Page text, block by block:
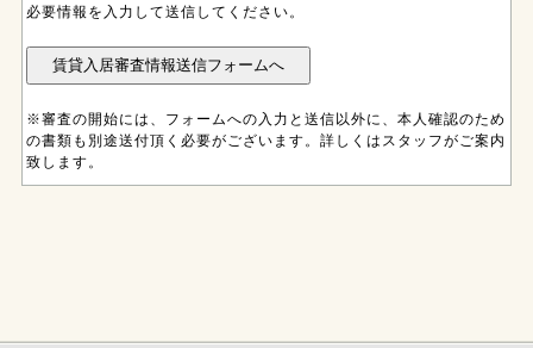
必要情報を入力して送信してください。
※審査の開始には、フォームへの入力と送信以外に、本人確認のため
の書類も別途送付頂く必要がございます。詳しくはスタッフがご案内
致します。